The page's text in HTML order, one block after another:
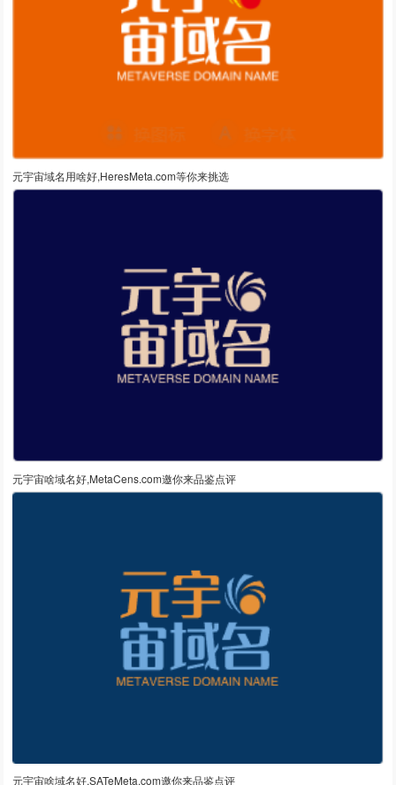
元宇宙域名用啥好,HeresMeta.com等你来挑选
元宇宙啥域名好,MetaCens.com邀你来品鉴点评
元宇宙啥域名好,SATeMeta.com邀你来品鉴点评